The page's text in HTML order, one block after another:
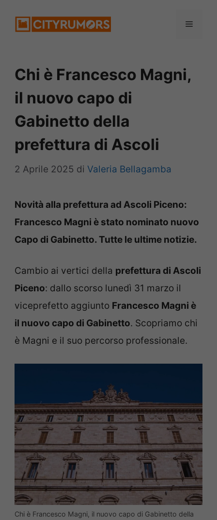
Menu
Chi è Francesco Magni,
il nuovo capo di
Gabinetto della
prefettura di Ascoli
2 Aprile 2025 di Valeria Bellagamba
Novità alla prefettura ad Ascoli Piceno:
Francesco Magni è stato nominato nuovo
Capo di Gabinetto. Tutte le ultime notizie.
Cambio ai vertici della prefettura di Ascoli
Piceno: dallo scorso lunedì 31 marzo il
viceprefetto aggiunto Francesco Magni è
il nuovo capo di Gabinetto. Scopriamo chi
è Magni e il suo percorso professionale.
Chi è Francesco Magni, il nuovo capo di Gabinetto della